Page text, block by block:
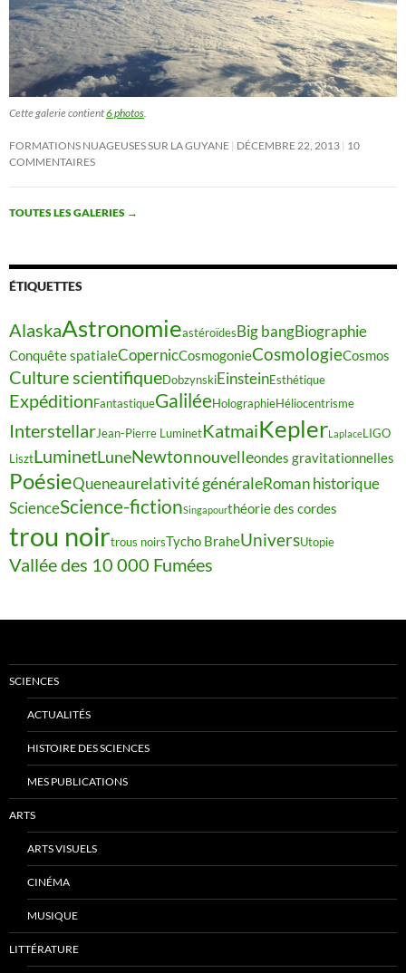
Cette galerie contient6 photos
FORMATIONS NUAGEUSES SUR LA GUYANE DÉCEMBRE 22, 2013 10
COMMENTAIRES
TOUTES LES GALERIES →
ÉTIQUETTES
AlaskaAstronomieastéroïdesBig bangBiographie
Conquête spatialeCopernicCosmogonieCosmologieCosmos
Culture scientifiqueDobzynskiEinsteinEsthétique
ExpéditionFantastiqueGaliléeHolographieHéliocentrisme
InterstellarJean-Pierre LuminetKatmaiKeplerLaplaceLIGO
LisztLuminetLuneNewtonnouvelleondes gravitationnelles
PoésieQueneaurelativité généraleRoman historique
ScienceScience-fictionSingapourthéorie des cordes
trou noirtrous noirsTycho BraheUniversUtopie
Vallée des 10 000 Fumées
SCIENCES
ACTUALITÉS
HISTOIRE DES SCIENCES
MES PUBLICATIONS
ARTS
ARTS VISUELS
CINÉMA
MUSIQUE
LITTÉRATURE